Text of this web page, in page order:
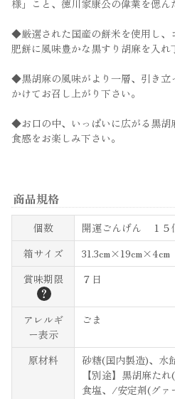
様」こと、徳川家康公の偉業を偲ん
◆厳選された国産の餅米を使用し、
肥餅に風味豊かな黒すり胡麻を入
◆黒胡麻の風味がより一層、引き立
かけてお召し上がり下さい。
◆お口の中、いっぱいに広がる黒胡
食感をお楽しみ下さい。
商品規格
個数
開運ごんげん １５
箱サイズ
31.3cm×19cm×4cm
賞味期限
？
７日
アレルギ
ー表示
ごま
原材料
砂糖(国内製造)、水
【別途】黒胡麻た
食塩、/安定剤(グァ